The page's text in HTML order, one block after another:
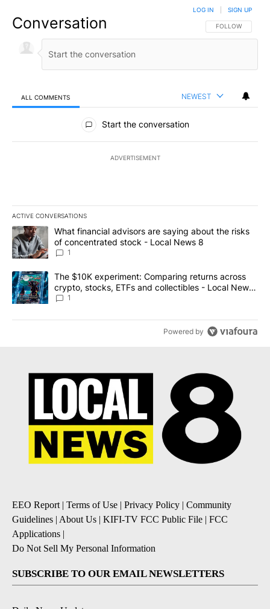
Conversation FOLLOW THIS
FOLLOW
LOG IN SIGN UP
ALL COMMENTS NEWEST
All Comments
Start the conversation
ADVERTISEMENT
ACTIVE CONVERSATIONS
The following is a list of the most commented articles in the last
A trending article titled "What financial advisors are saying
What financial advisors are saying about the risks
of concentrated stock - Local News 8
1
A trending article titled "The $10K experiment: Comparing
The $10K experiment: Comparing returns across
crypto, stocks, ETFs and collectibles - Local News
8
1
Powered by
EEO Report| Terms of Use | Privacy Policy | Community
Guidelines | About Us | KIFI-TV FCC Public File | FCC
Applications |
Do Not Sell My Personal Information
SUBSCRIBE TO OUR EMAIL NEWSLETTERS